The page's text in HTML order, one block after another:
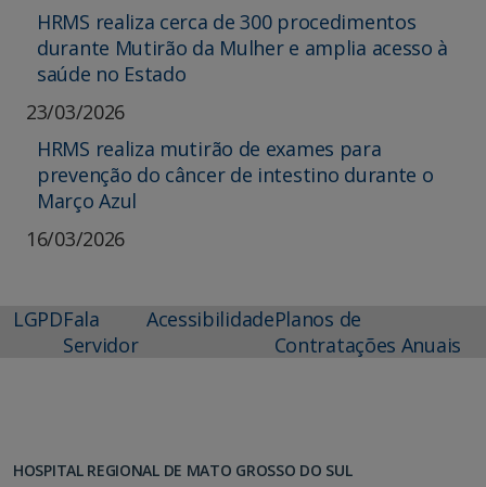
HRMS realiza cerca de 300 procedimentos
durante Mutirão da Mulher e amplia acesso à
saúde no Estado
23/03/2026
HRMS realiza mutirão de exames para
prevenção do câncer de intestino durante o
Março Azul
16/03/2026
LGPDFala
Servidor
AcessibilidadePlanos de
Contratações Anuais
HOSPITAL REGIONAL DE MATO GROSSO DO SUL